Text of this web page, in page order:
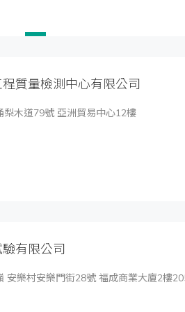
質量檢測中心有限公司
梨木道79號 亞洲貿易中心12樓
有限公司
安樂村安樂門街28號 福成商業大廈2樓